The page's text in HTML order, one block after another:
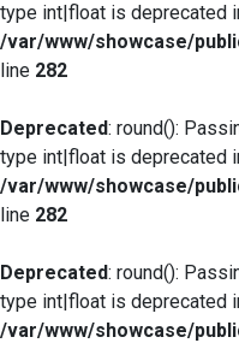
type int|float is deprecated
/var/www/showcase/
line 282
Deprecated: round():
type int|float is deprecated
/var/www/showcase/
line 282
Deprecated: round():
type int|float is deprecated
/var/www/showcase/